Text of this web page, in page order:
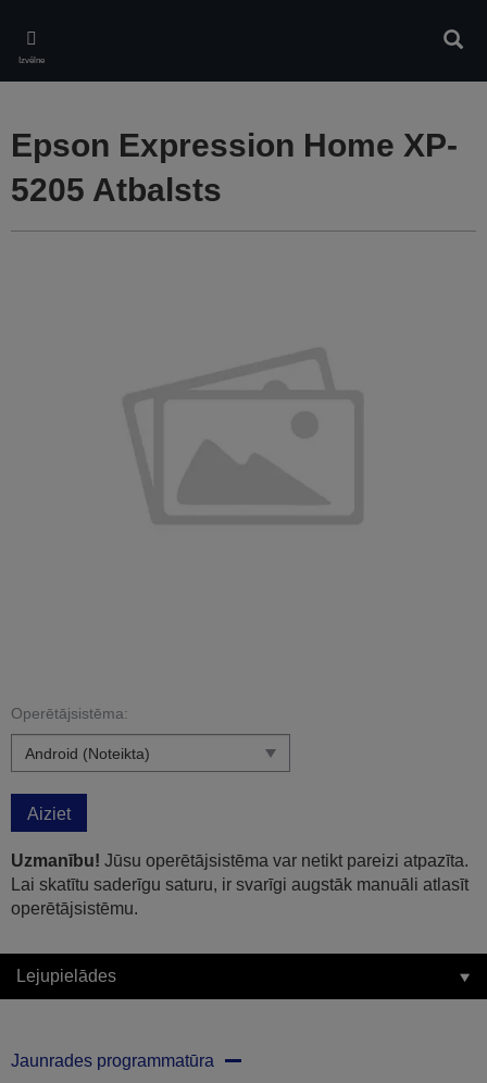
main
content
Izvēlne
Epson Expression Home XP-
5205 Atbalsts
Operētājsistēma:
Aiziet
Uzmanību! Jūsu operētājsistēma var netikt pareizi atpazīta.
Lai skatītu saderīgu saturu, ir svarīgi augstāk manuāli atlasīt
operētājsistēmu.
Lejupielādes
Jaunrades programmatūra